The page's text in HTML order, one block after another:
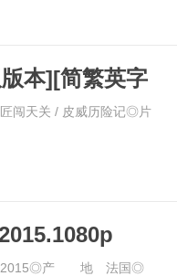
本][简繁英字
天关 / 皮威历险记◎片
产 地 法国◎